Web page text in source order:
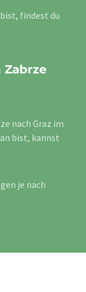
findest du
nach Graz im
bist, kannst
je nach